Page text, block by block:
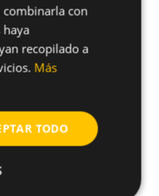
combinarla con
recopilado a
Más
TODO